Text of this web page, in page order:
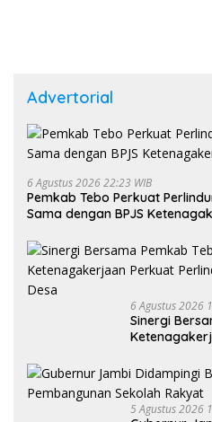
Advertorial
6 Agustus 2026 22:23 WIB
Pemkab Tebo Perkuat
Sama dengan BPJS
6 Agustus 2026
Sinergi
5 Agustus 2026